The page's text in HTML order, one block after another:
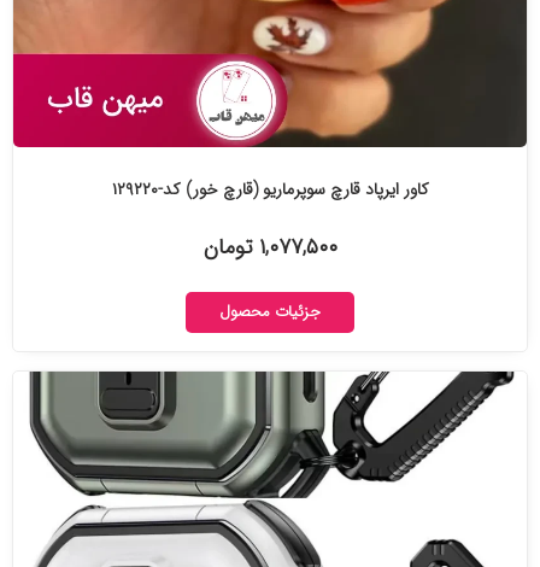
کاور ایرپاد قارچ سوپرماریو (قارچ خور) کد-۱۲۹۲۲۰
۱,۰۷۷,۵۰۰ تومان
جزئیات محصول